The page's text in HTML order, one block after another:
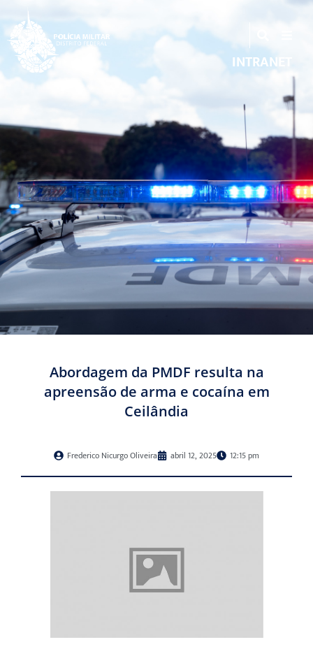
INTRANET
Abordagem da PMDF resulta na
apreensão de arma e cocaína em
Ceilândia
Frederico Nicurgo Oliveira abril 12, 2025 12:15 pm